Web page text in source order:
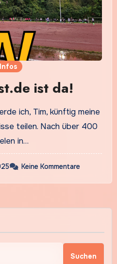
Infos
ist da!
ich, Tim, künftig meine
teilen. Nach über 400
in…
Keine Kommentare
Suchen